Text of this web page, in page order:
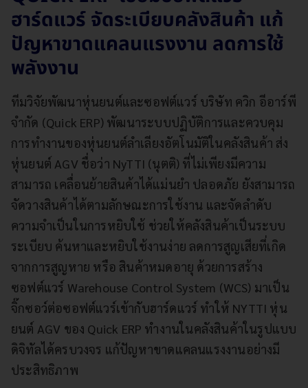
ฮาร์ดแวร์ จัดระเบียบคลังสินค้า แก้
ปัญหาขาดแคลนแรงงาน ลดการใช้
พลังงาน
ทีมวิจัยพัฒนาหุ่นยนต์และซอฟต์แวร์ บริษัท ควิก อีอาร์พี
จำกัด (Quick ERP) พัฒนาระบบปฏิบัติการและควบคุม
การทำงานของหุ่นยนต์ลำเลียงอัตโนมัติในคลังสินค้า ส่ง
หุ่นยนต์ AGV ชื่อว่า NyTTI (นุตติ) ที่ไม่เพียงมีความ
สามารถ เคลื่อนย้ายสินค้าได้แม่นยำ ปลอดภัย ยังสามารถ
จัดวางสินค้าได้ตามลักษณะการใช้งาน และจัดลำดับ
ความจำเป็นในการหยิบใช้ ช่วยให้คลังสินค้าเป็นระบบ
ระเบียบ ค้นหาและหยิบใช้งานง่าย ลดการสูญเสียที่เกิด
จากการสูญหาย หรือ สินค้าหมดอายุ ด้วยการสร้าง
ซอฟต์แวร์ Warehouse Control System (WCS) มาเป็น
จิ๊กซอว์ต่อซอฟต์แวร์เข้ากับฮาร์ดแวร์ ทำให้ NYTTI หุ่น
ยนต์ AGV ของ Quick ERP ทำงานในคลังสินค้าในรูปแบบ
ดิจิทัลได้ครบวงจร แก้ปัญหาขาดแคลนแรงงานอย่างมี
ประสิทธิภาพ